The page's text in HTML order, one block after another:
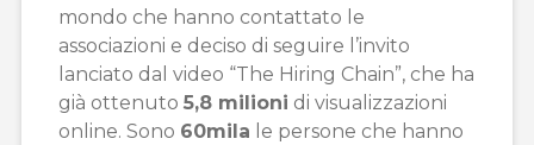
mondo che hanno contattato le
associazioni e deciso di seguire l’invito
lanciato dal video “The Hiring Chain”, che ha
già ottenuto 5,8 milioni di visualizzazioni
online. Sono 60mila le persone che hanno